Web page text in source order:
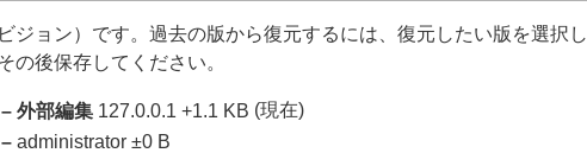
ジョン）です。過去の版から復元するには、復元したい版を選択し
の後保存してください。
– 外部編集 127.0.0.1 +1.1 KB (現在)
– administrator ±0 B